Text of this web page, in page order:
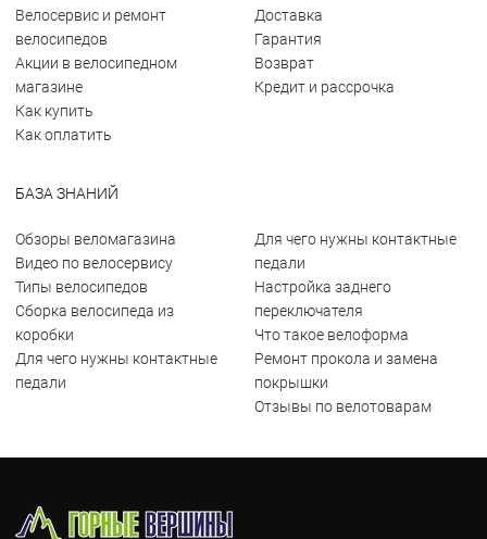
Велосервис и ремонт
велосипедов
Акции в велосипедном
магазине
Как купить
Как оплатить
Доставка
Гарантия
Возврат
Кредит и рассрочка
БАЗА ЗНАНИЙ
Обзоры веломагазина
Видео по велосервису
Типы велосипедов
Сборка велосипеда из
коробки
Для чего нужны контактные
педали
Для чего нужны контактные
педали
Настройка заднего
переключателя
Что такое велоформа
Ремонт прокола и замена
покрышки
Отзывы по велотоварам